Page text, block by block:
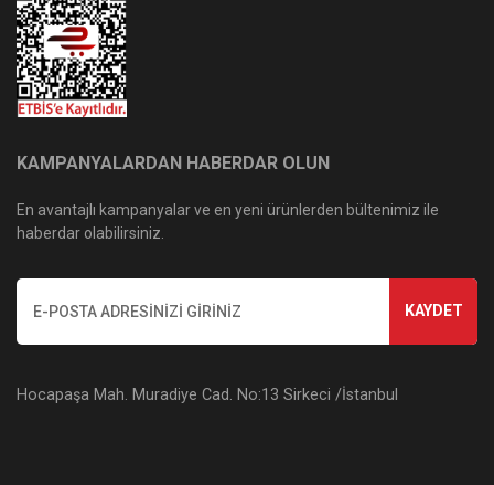
KAMPANYALARDAN HABERDAR OLUN
En avantajlı kampanyalar ve en yeni ürünlerden bültenimiz ile
haberdar olabilirsiniz.
KAYDET
Hocapaşa Mah. Muradiye Cad. No:13 Sirkeci /İstanbul